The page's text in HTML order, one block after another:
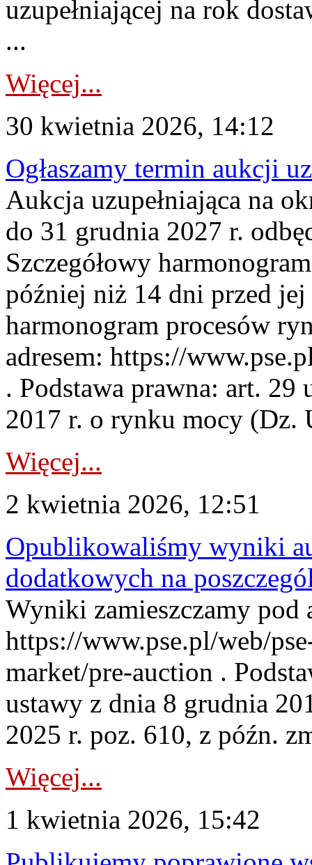
uzupełniającej na rok
...
Więcej...
30 kwietnia 2026, 14:12
Ogłaszamy termin aukcji
Aukcja uzupełniająca na
do 31 grudnia 2027 r.
Szczegółowy
później niż 14 dni przed
harmonogram procesów
adresem: https://
. Podstawa prawna: art. 29
2017 r. o rynku mocy (Dz.
Więcej...
2 kwietnia 2026, 12:51
Opublikowaliśmy wyniki
dodatkowych na
Wyniki zamieszczamy pod
https://www.pse.pl/web/
market/pre-auction .
ustawy z dnia 8 grudnia
2025 r. poz. 610, z późn.
Więcej...
1 kwietnia 2026, 15:42